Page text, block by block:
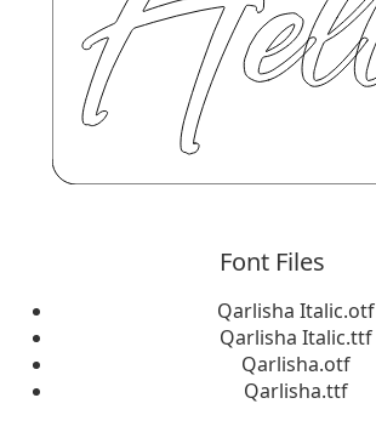
Font Files
Qarlisha Italic.otf
Qarlisha Italic.ttf
Qarlisha.otf
Qarlisha.ttf